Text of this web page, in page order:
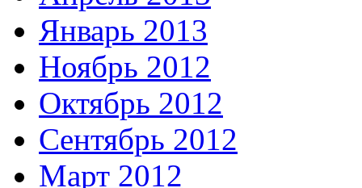
Январь 2013
Ноябрь 2012
Октябрь 2012
Сентябрь 2012
Март 2012